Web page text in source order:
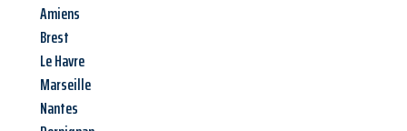
Amiens
Brest
Le Havre
Marseille
Nantes